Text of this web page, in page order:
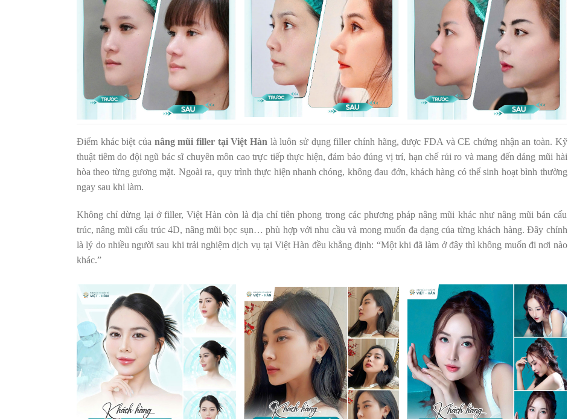
Điểm khác biệt của nâng mũi filler tại Việt Hàn là luôn sử dụng filler chính hãng, được FDA và CE chứng nhận an toàn. Kỹ
thuật tiêm do đội ngũ bác sĩ chuyên môn cao trực tiếp thực hiện, đảm bảo đúng vị trí, hạn chế rủi ro và mang đến dáng mũi hài
hòa theo từng gương mặt. Ngoài ra, quy trình thực hiện nhanh chóng, không đau đớn, khách hàng có thể sinh hoạt bình thường
ngay sau khi làm.
Không chỉ dừng lại ở filler, Việt Hàn còn là địa chỉ tiên phong trong các phương pháp nâng mũi khác như nâng mũi bán cấu
trúc, nâng mũi cấu trúc 4D, nâng mũi bọc sụn… phù hợp với nhu cầu và mong muốn đa dạng của từng khách hàng. Đây chính
là lý do nhiều người sau khi trải nghiệm dịch vụ tại Việt Hàn đều khẳng định: “Một khi đã làm ở đây thì không muốn đi nơi nào
khác.”